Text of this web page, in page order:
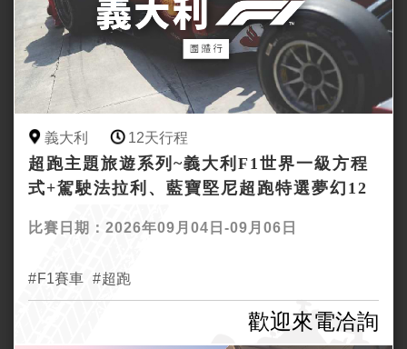
義大利 12天行程
超跑主題旅遊系列~義大利F1世界一級方程
式+駕駛法拉利、藍寶堅尼超跑特選夢幻12
比賽日期：2026年09月04日-09月06日
F1賽車 超跑
歡迎來電洽詢